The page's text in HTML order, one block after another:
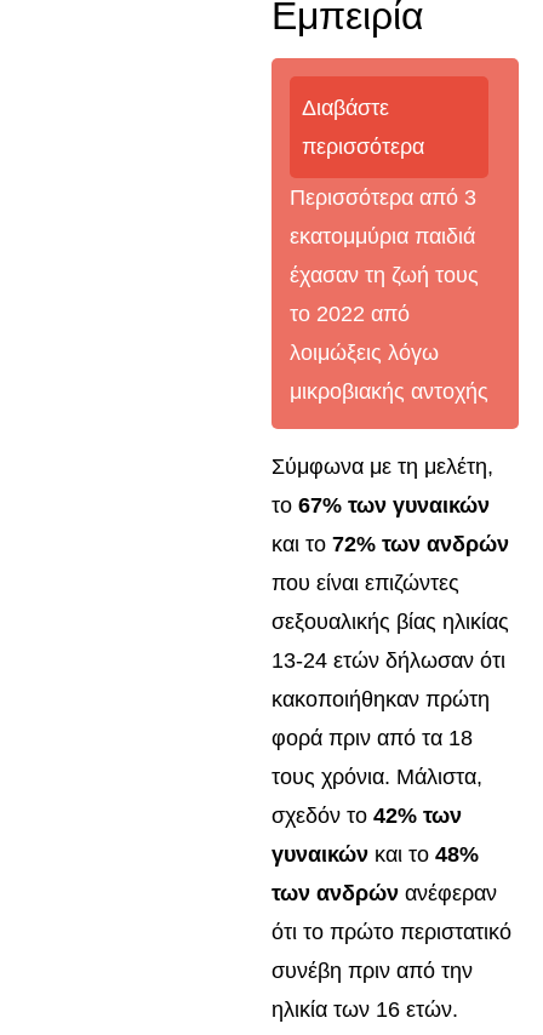
Εμπειρία
Διαβάστε
περισσότερα
Περισσότερα από 3
εκατομμύρια παιδιά
έχασαν τη ζωή τους
το 2022 από
λοιμώξεις λόγω
μικροβιακής αντοχής
Σύμφωνα με τη μελέτη,
το 67% των γυναικών
και το 72% των ανδρών
που είναι επιζώντες
σεξουαλικής βίας ηλικίας
13-24 ετών δήλωσαν ότι
κακοποιήθηκαν πρώτη
φορά πριν από τα 18
τους χρόνια. Μάλιστα,
σχεδόν το 42% των
γυναικών και το 48%
των ανδρών ανέφεραν
ότι το πρώτο περιστατικό
συνέβη πριν από την
ηλικία των 16 ετών.